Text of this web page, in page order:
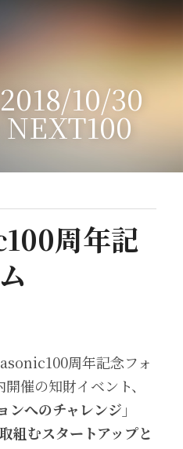
10/30
周年記
周年記念フォ
催の知財イベント、
ンへのチャレンジ」
組むスタートアップと